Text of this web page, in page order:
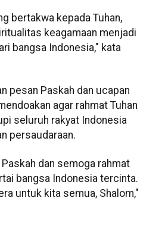
bertakwa kepada Tuhan,
keagamaan menjadi
bangsa Indonesia," kata
pesan Paskah dan ucapan
agar rahmat Tuhan
seluruh rakyat Indonesia
persaudaraan.
dan semoga rahmat
bangsa Indonesia tercinta.
untuk kita semua, Shalom,"